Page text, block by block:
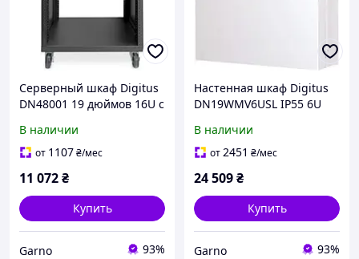
Серверный шкаф Digitus
DN48001 19 дюймов 16U с
В наличии
от 1107₴/мес
11 072₴
Купить
Garno 93%
Настенная шкаф Digitus
DN19WMV6USL IP55 6U
В наличии
от2451 ₴/мес
24 509₴
Купить
Garno 93%